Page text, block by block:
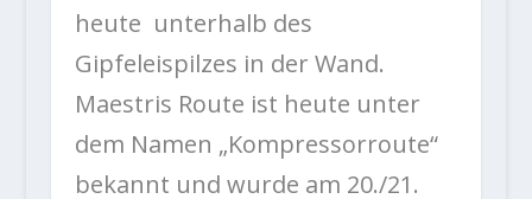
heute unterhalb des
Gipfeleispilzes in der Wand.
Maestris Route ist heute unter
dem Namen „Kompressorroute“
bekannt und wurde am 20./21.